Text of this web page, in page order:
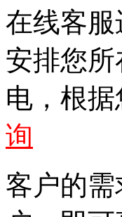
在线客
安排您
电，根
询
客户的